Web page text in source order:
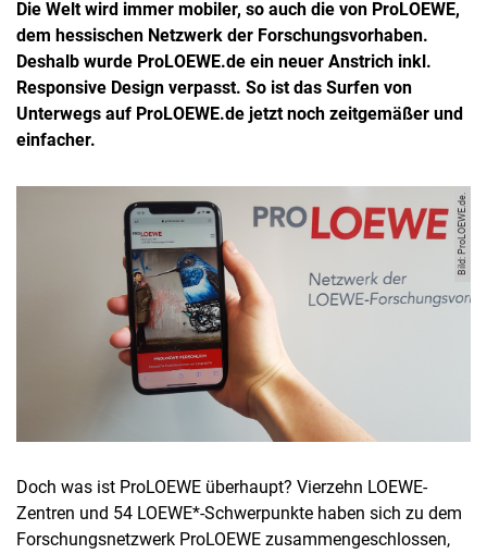
Die Welt wird immer mobiler, so auch die von ProLOEWE,
dem hessischen Netzwerk der Forschungsvorhaben.
Deshalb wurde ProLOEWE.de ein neuer Anstrich inkl.
Responsive Design verpasst. So ist das Surfen von
Unterwegs auf ProLOEWE.de jetzt noch zeitgemäßer und
einfacher.
Bild: ProLOEWE.de.
Doch was ist ProLOEWE überhaupt? Vierzehn LOEWE-
Zentren und 54 LOEWE*-Schwerpunkte haben sich zu dem
Forschungsnetzwerk ProLOEWE zusammengeschlossen,